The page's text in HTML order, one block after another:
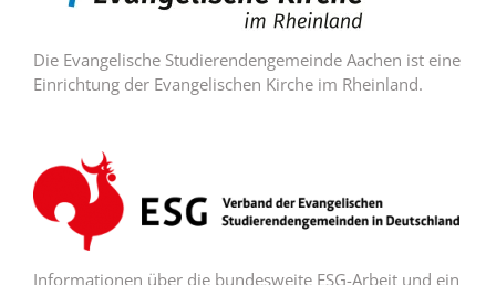
Die Evangelische Studierendengemeinde Aachen ist eine
Einrichtung der Evangelischen Kirche im Rheinland.
Informationen über die bundesweite ESG-Arbeit und ein